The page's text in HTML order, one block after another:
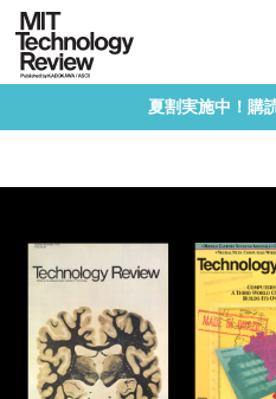
夏割実施中！購